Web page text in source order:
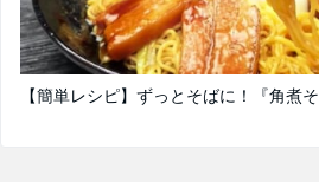
【簡単レシピ】ずっとそばに！『角煮